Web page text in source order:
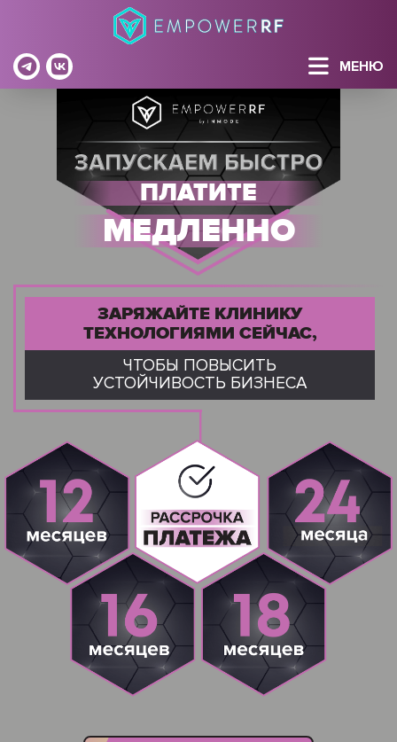
МЕНЮ
ПЛАТИТЕ
МЕДЛЕННО
ЗАРЯЖАЙТЕ КЛИНИКУ
ТЕХНОЛОГИЯМИ СЕЙЧАС,
ЧТОБЫ ПОВЫСИТЬ
УСТОЙЧИВОСТЬ БИЗНЕСА